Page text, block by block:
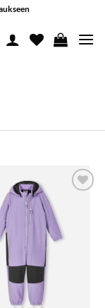
LISÄÄ
SUOSIKKEIHIN